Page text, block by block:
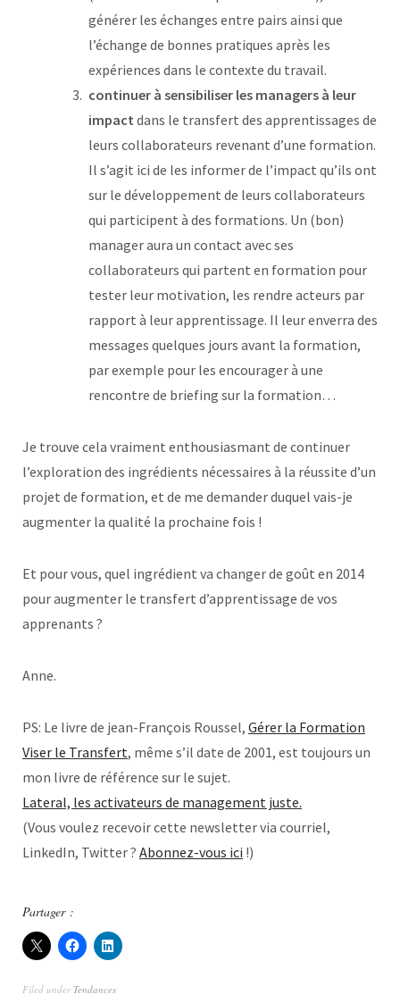
générer les échanges entre pairs ainsi que
l’échange de bonnes pratiques après les
expériences dans le contexte du travail.
continuer à sensibiliser les managers à leur
impact dans le transfert des apprentissages de
leurs collaborateurs revenant d’une formation.
Il s’agit ici de les informer de l’impact qu’ils ont
sur le développement de leurs collaborateurs
qui participent à des formations. Un (bon)
manager aura un contact avec ses
collaborateurs qui partent en formation pour
tester leur motivation, les rendre acteurs par
rapport à leur apprentissage. Il leur enverra des
messages quelques jours avant la formation,
par exemple pour les encourager à une
rencontre de briefing sur la formation…
Je trouve cela vraiment enthousiasmant de continuer
l’exploration des ingrédients nécessaires à la réussite d’un
projet de formation, et de me demander duquel vais-je
augmenter la qualité la prochaine fois !
Et pour vous, quel ingrédient va changer de goût en 2014
pour augmenter le transfert d’apprentissage de vos
apprenants ?
Anne.
PS: Le livre de jean-François Roussel, Gérer la Formation
Viser le Transfert, même s’il date de 2001, est toujours un
mon livre de référence sur le sujet.
Lateral, les activateurs de management juste.
(Vous voulez recevoir cette newsletter via courriel,
LinkedIn, Twitter ? Abonnez-vous ici !)
Partager :
Filed under Tendances